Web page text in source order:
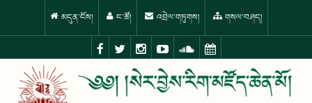
མདུན་ངོས། ང་ཚོ། འབྲེལ་གཏུགས། གསལ་བཤད།